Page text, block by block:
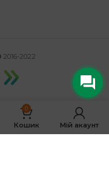
2016-2022
0
Кошик Мій акаунт